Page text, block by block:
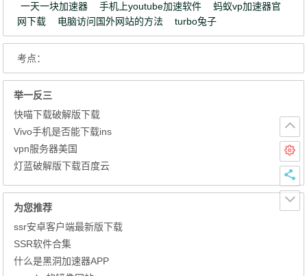
一天一块加速器
手机上youtube加速软件
蚂蚁vp加速器官
网下载
电脑访问国外网站的方法 turbo兔子
考点：
举一反三
快喵下载破解版下载
Vivo手机是否能下载ins
vpn服务器美国
灯蓝破解版下载百度云
为您推荐
ssr安卓客户端最新版下载
SSR软件合集
什么是黑洞加速器APP